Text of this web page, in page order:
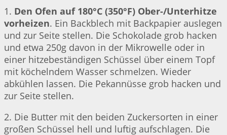
1. Den Ofen auf 180°C (350°F) Ober-/Unterhitze
vorheizen. Ein Backblech mit Backpapier auslegen
und zur Seite stellen. Die Schokolade grob hacken
und etwa 250g davon in der Mikrowelle oder in
einer hitzebeständigen Schüssel über einem Topf
mit köchelndem Wasser schmelzen. Wieder
abkühlen lassen. Die Pekannüsse grob hacken und
zur Seite stellen.
2. Die Butter mit den beiden Zuckersorten in einer
großen Schüssel hell und luftig aufschlagen. Die